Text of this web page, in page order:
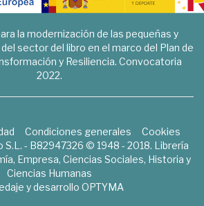
la modernización de las pequeñas y
sector del libro en el marco del Plan de
y Resiliencia. Convocatoria
2022.
Condiciones generales
Cookies
S.L. - B82947326 © 1948 - 2018. Librería
Empresa, Ciencias Sociales, Historia y
Ciencias Humanas
y desarrollo OPTYMA